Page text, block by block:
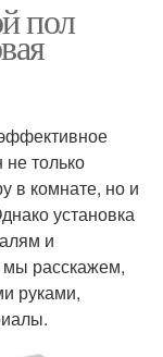
пол
только
в комнате, но и
установка
и
мы расскажем,
руками,